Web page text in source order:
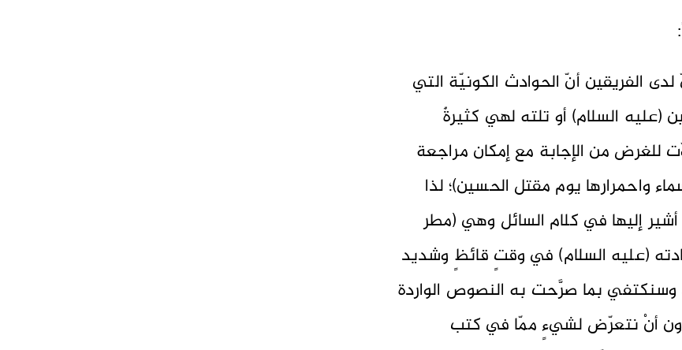
الفريقين أنّ الحوادث الكونيّة التي
السلام) أو تلته لهي كثيرةٌ
للغرض من الإجابة مع إمكان مراجعة
واحمرارها يوم مقتل الحسين)؛ لذا
إليها في كلام السائل وهي (مطر
(عليه السلام) في وقتٍ قائظٍ وشديد
الشريفة، وسنكتفي بما صرَّحت به النصوص الواردة
أنْ نتعرّض لشيءٍ ممّا في كتب